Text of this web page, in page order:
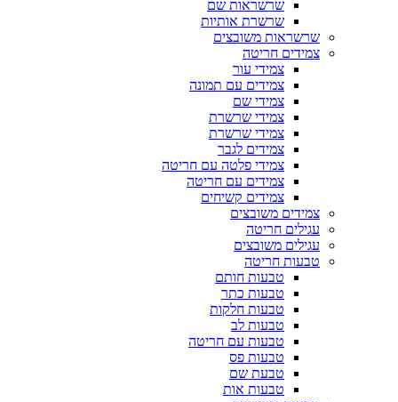
שרשראות שם
שרשרת אותיות
שרשראות משובצים
צמידים חריטה
צמידי עור
צמידים עם תמונה
צמידי שם
צמידי שרשרת
צמידי שרשרת
צמידים לגבר
צמידי פלטה עם חריטה
צמידים עם חריטה
צמידים קשיחים
צמידים משובצים
עגילים חריטה
עגילים משובצים
טבעות חריטה
טבעות חותם
טבעות כתר
טבעות חלקות
טבעות לב
טבעות עם חריטה
טבעות פס
טבעת שם
טבעות אות